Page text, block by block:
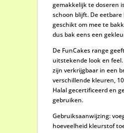
gemakkelijk te doseren
schoon blijft. De
geschikt om mee te
dus bak eens een
De FunCakes range
uitstekende look en
zijn verkrijgbaar in een
verschillende kleuren,
Halal gecertificeerd en
gebruiken.
Gebruiksaanwijzing:
hoeveelheid kleurstof